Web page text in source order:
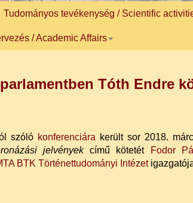
Tudományos tevékenység / Scientific
/ Academic Affairs
Tóth Endre
szóló konferenciára került sor 2018.
jelvényekcímű kötetét Fodor Pál
BTK Történettudományi Intézet